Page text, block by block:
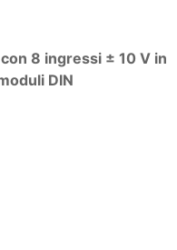
8 ingressi ± 10 V in
DIN